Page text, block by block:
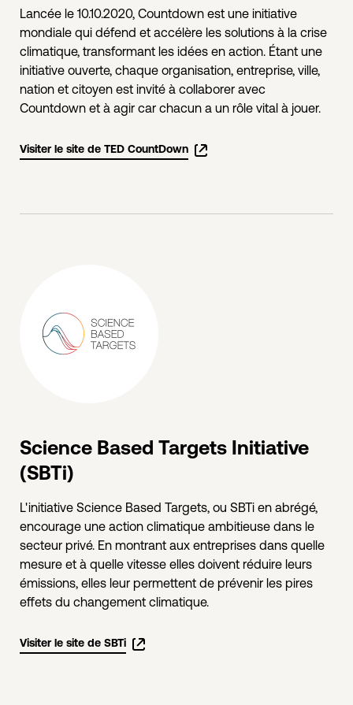
Lancée le 10.10.2020, Countdown est une initiative
mondiale qui défend et accélère les solutions à la crise
climatique, transformant les idées en action. Étant une
initiative ouverte, chaque organisation, entreprise, ville,
nation et citoyen est invité à collaborer avec
Countdown et à agir car chacun a un rôle vital à jouer.
Visiter le site de TED CountDown
Science Based Targets Initiative
(SBTi)
L'initiative Science Based Targets, ou SBTi en abrégé,
encourage une action climatique ambitieuse dans le
secteur privé. En montrant aux entreprises dans quelle
mesure et à quelle vitesse elles doivent réduire leurs
émissions, elles leur permettent de prévenir les pires
effets du changement climatique.
Visiter le site de SBTi